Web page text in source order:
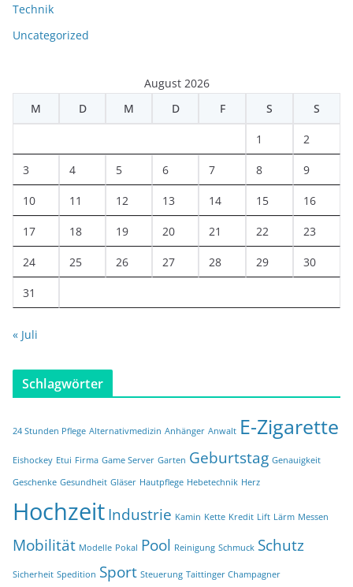
Technik
Uncategorized
August 2026
M
D M D F S S
1 2
3 4 5 6 7 8 9
10 11 12 13 14 15 16
17 18 19 20 21 22 23
24 25 26 27 28 29 30
31
« Juli
Schlagwörter
24 Stunden Pflege Alternativmedizin Anhänger Anwalt E-Zigarette
Eishockey Etui Firma Game Server Garten Geburtstag Genauigkeit
Geschenke Gesundheit Gläser Hautpflege Hebetechnik Herz
HochzeitIndustrie Kamin Kette Kredit Lift Lärm Messen
Mobilität Modelle Pokal Pool Reinigung Schmuck Schutz
Sicherheit Spedition Sport Steuerung Taittinger Champagner